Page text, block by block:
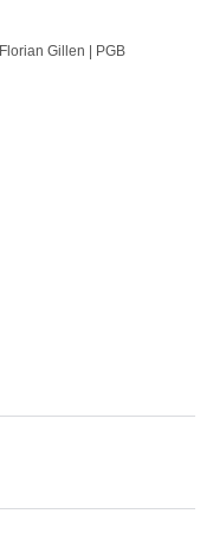
Florian Gillen | PGB